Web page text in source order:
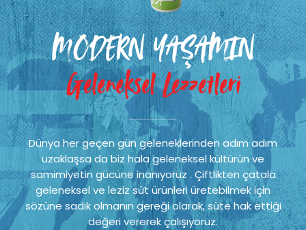
MODERN YAŞAMIN
Geleneksel Lezzetleri
Dünya her geçen gün geleneklerinden adım adım
uzaklaşsa da biz hala geleneksel kültürün ve
samimiyetin gücüne inanıyoruz . Çiftlikten çatala
geleneksel ve leziz süt ürünleri üretebilmek için
sözüne sadık olmanın gereği olarak, süte hak ettiği
değeri vererek çalışıyoruz.